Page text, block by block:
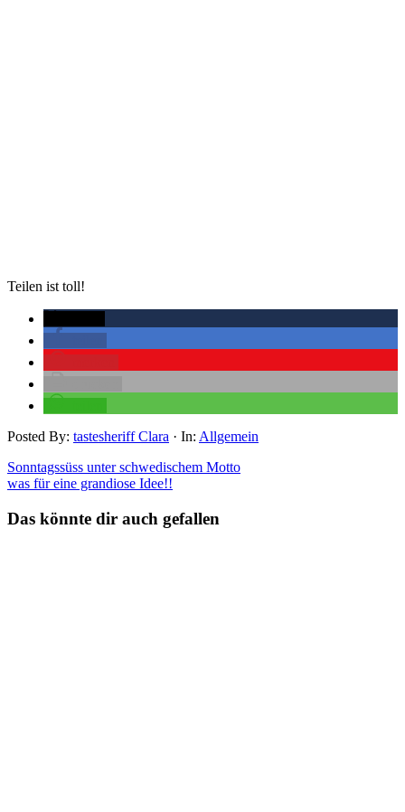
Teilen ist toll!
Posted By: tastesheriff Clara · In: Allgemein
Sonntagssüss unter schwedischem Motto
was für eine grandiose Idee!!
Das könnte dir auch gefallen